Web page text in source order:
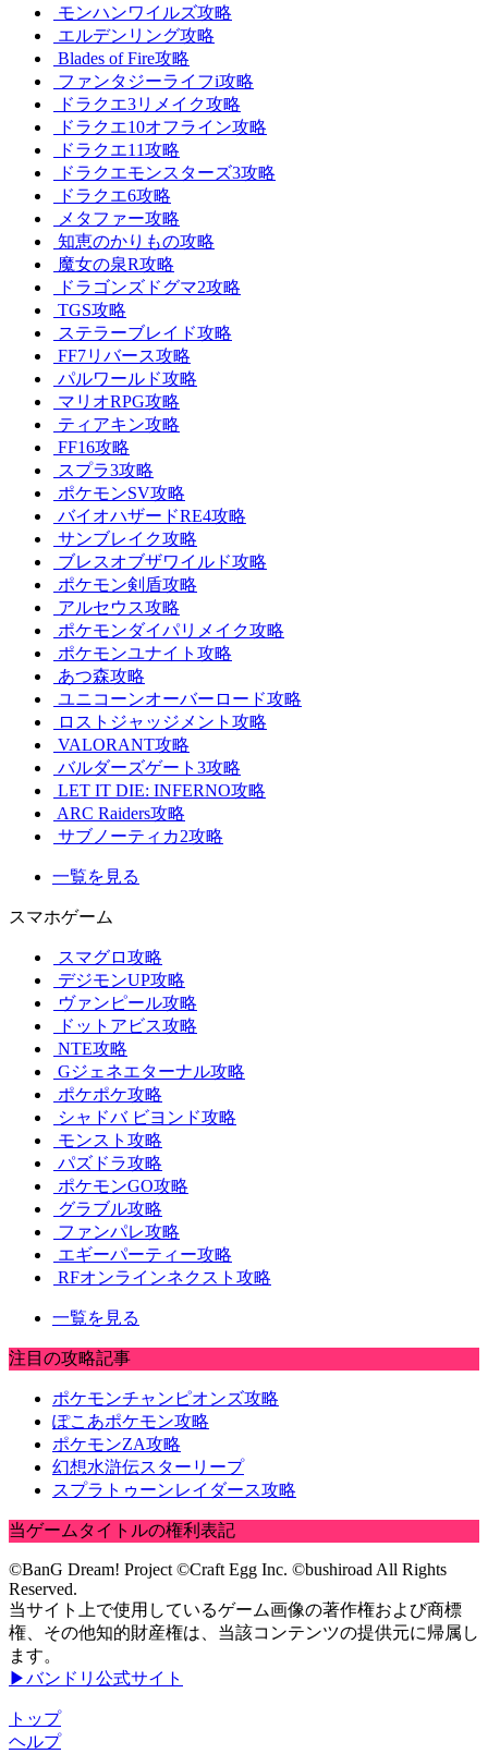
モンハンワイルズ攻略
エルデンリング攻略
Blades of Fire攻略
ファンタジーライフi攻略
ドラクエ3リメイク攻略
ドラクエ10オフライン攻略
ドラクエ11攻略
ドラクエモンスターズ3攻略
ドラクエ6攻略
メタファー攻略
知恵のかりもの攻略
魔女の泉R攻略
ドラゴンズドグマ2攻略
TGS攻略
ステラーブレイド攻略
FF7リバース攻略
パルワールド攻略
マリオRPG攻略
ティアキン攻略
FF16攻略
スプラ3攻略
ポケモンSV攻略
バイオハザードRE4攻略
サンブレイク攻略
ブレスオブザワイルド攻略
ポケモン剣盾攻略
アルセウス攻略
ポケモンダイパリメイク攻略
ポケモンユナイト攻略
あつ森攻略
ユニコーンオーバーロード攻略
ロストジャッジメント攻略
VALORANT攻略
バルダーズゲート3攻略
LET IT DIE: INFERNO攻略
ARC Raiders攻略
サブノーティカ2攻略
一覧を見る
スマホゲーム
スマグロ攻略
デジモンUP攻略
ヴァンピール攻略
ドットアビス攻略
NTE攻略
Gジェネエターナル攻略
ポケポケ攻略
シャドバ ビヨンド攻略
モンスト攻略
パズドラ攻略
ポケモンGO攻略
グラブル攻略
ファンパレ攻略
エギーパーティー攻略
RFオンラインネクスト攻略
一覧を見る
注目の攻略記事
ポケモンチャンピオンズ攻略
ぽこあポケモン攻略
ポケモンZA攻略
幻想水滸伝スターリープ
スプラトゥーンレイダース攻略
当ゲームタイトルの権利表記
©BanG Dream! Project ©Craft Egg Inc. ©bushiroad All Rights
Reserved.
当サイト上で使用しているゲーム画像の著作権および商標
権、その他知的財産権は、当該コンテンツの提供元に帰属し
ます。
▶バンドリ公式サイト
トップ
ヘルプ